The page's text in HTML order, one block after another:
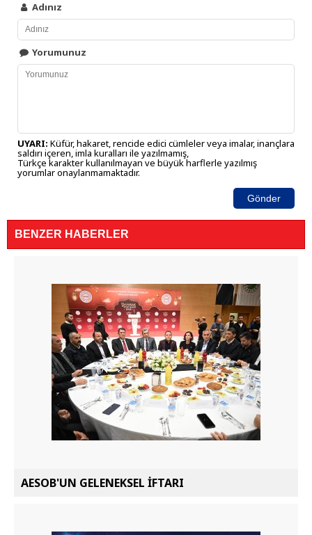
Adınız
Yorumunuz
UYARI: Küfür, hakaret, rencide edici cümleler veya imalar, inançlara
saldırı içeren, imla kuralları ile yazılmamış,
Türkçe karakter kullanılmayan ve büyük harflerle yazılmış
yorumlar onaylanmamaktadır.
Gönder
BENZER HABERLER
AESOB'UN GELENEKSEL İFTARI